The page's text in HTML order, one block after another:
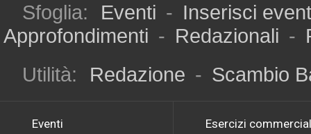
Sfoglia: Eventi - Inserisci
Approfondimenti - Redazionali -
Utilità:
Redazione - Scambio
Eventi Esercizi